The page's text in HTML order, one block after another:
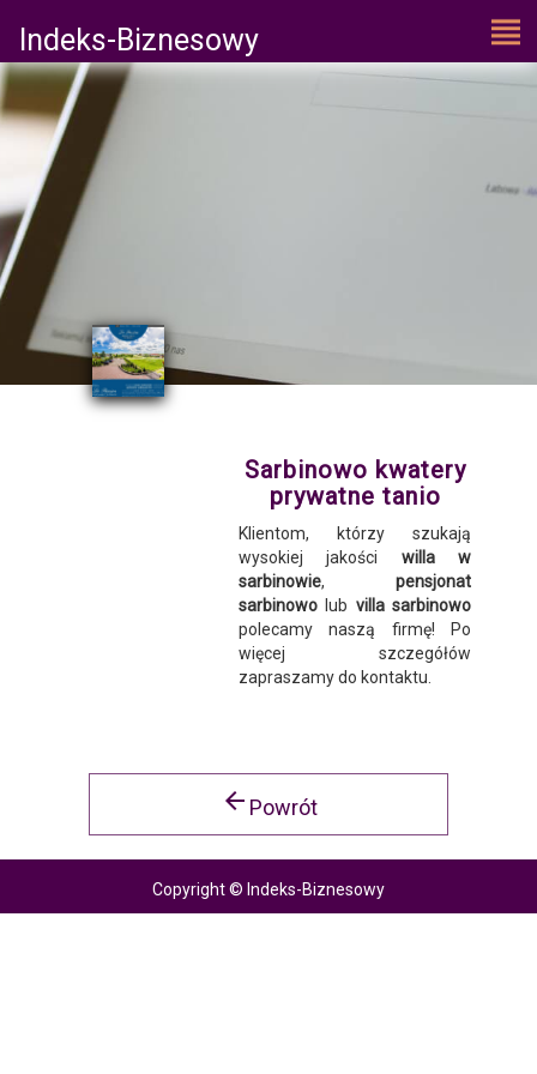
Indeks-Biznesowy
Sarbinowo kwatery
prywatne tanio
Klientom, którzy szukają
wysokiej jakości willa w
sarbinowie, pensjonat
sarbinowo lub villa sarbinowo
polecamy naszą firmę! Po
więcej szczegółów
zapraszamy do kontaktu.
arrow_back Powrót
Copyright © Indeks-Biznesowy